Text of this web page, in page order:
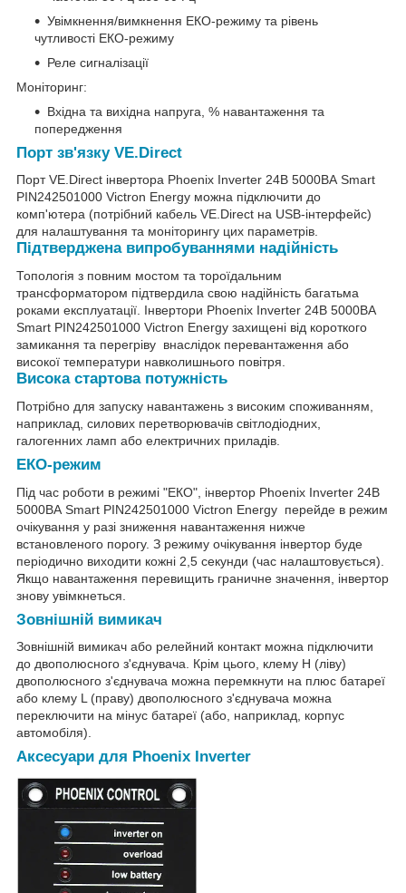
Увімкнення/вимкнення ЕКО-режиму та рівень
чутливості ЕКО-режиму
Реле сигналізації
Моніторинг:
Вхідна та вихідна напруга, % навантаження та
попередження
Порт зв'язку VE.Direct
Порт VE.Direct інвертора Phoenix Inverter 24В 5000ВА Smart
PIN242501000 Victron Energy можна підключити до
комп'ютера (потрібний кабель VE.Direct на USB-інтерфейс)
для налаштування та моніторингу цих параметрів.
Підтверджена випробуваннями надійність
Топологія з повним мостом та тороїдальним
трансформатором підтвердила свою надійність багатьма
роками експлуатації. Інвертори Phoenix Inverter 24В 5000ВА
Smart PIN242501000 Victron Energy захищені від короткого
замикання та перегріву внаслідок перевантаження або
високої температури навколишнього повітря.
Висока стартова потужність
Потрібно для запуску навантажень з високим споживанням,
наприклад, силових перетворювачів світлодіодних,
галогенних ламп або електричних приладів.
ЕКО-режим
Під час роботи в режимі "ЕКО", інвертор Phoenix Inverter 24В
5000ВА Smart PIN242501000 Victron Energy перейде в режим
очікування у разі зниження навантаження нижче
встановленого порогу. З режиму очікування інвертор буде
періодично виходити кожні 2,5 секунди (час налаштовується).
Якщо навантаження перевищить граничне значення, інвертор
знову увімкнеться.
Зовнішній вимикач
Зовнішній вимикач або релейний контакт можна підключити
до двополюсного з'єднувача. Крім цього, клему Н (ліву)
двополюсного з'єднувача можна перемкнути на плюс батареї
або клему L (праву) двополюсного з'єднувача можна
переключити на мінус батареї (або, наприклад, корпус
автомобіля).
Аксесуари для Рhoenix Inverter